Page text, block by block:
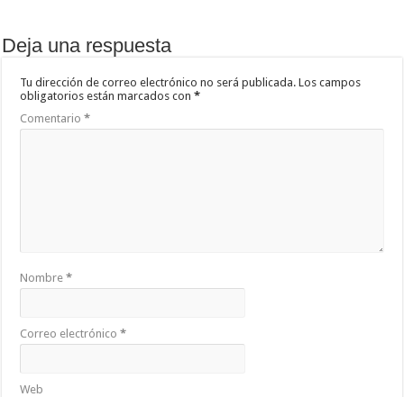
Deja una respuesta
Tu dirección de correo electrónico no será publicada. Los campos
obligatorios están marcados con*
Comentario*
Nombre*
Correo electrónico*
Web